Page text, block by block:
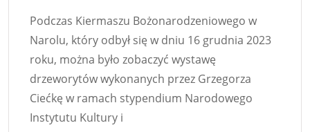
Podczas Kiermaszu Bożonarodzeniowego w
Narolu, który odbył się w dniu 16 grudnia 2023
roku, można było zobaczyć wystawę
drzeworytów wykonanych przez Grzegorza
Ciećkę w ramach stypendium Narodowego
Instytutu Kultury i